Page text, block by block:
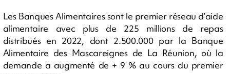
Les Banques Alimentaires sont le premier réseau d’aide
alimentaire avec plus de 225 millions de repas
distribués en 2022, dont 2.500.000 par la Banque
Alimentaire des Mascareignes de La Réunion, où la
demande a augmenté de + 9 % au cours du premier